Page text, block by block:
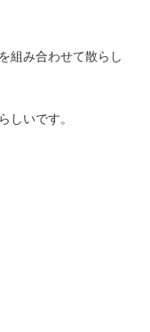
組み合わせて散らし
しいです。